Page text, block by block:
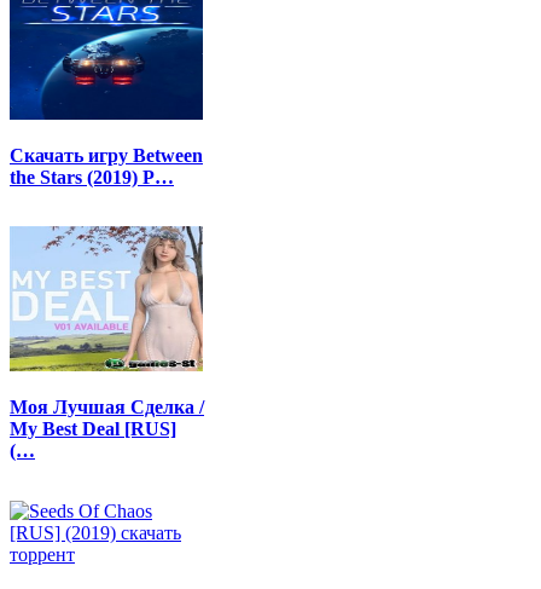
Скачать игру Between
the Stars (2019) P…
Моя Лучшая Сделка /
My Best Deal [RUS]
(…